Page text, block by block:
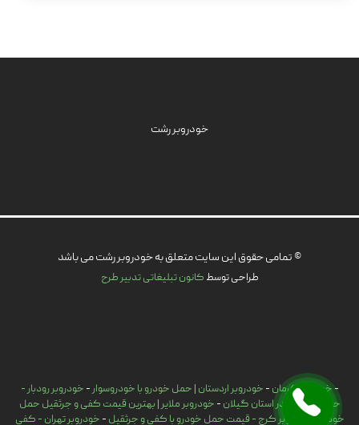
خودروبر رشت
© تمامی حقوق این سایت متعلق به خودروبر رشت می باشد
طراحی توسط کانون تبلیغاتی تدبیر طرح
-خودروبر کرمان - خودروبر اردستان | حمل خودرو با خودروسوار- خودروبر رودبار -
حمل اتومبیل در استان گیلان - خودروبر ملایر | بهترین قیمت کفی و جرثقیل حمل
خودرو
-خودروبر کرج - قیمت حمل خودرو با کفی و جرثقیل - خودروبر تهران - کفی